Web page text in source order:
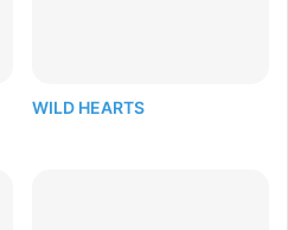
WILD HEARTS